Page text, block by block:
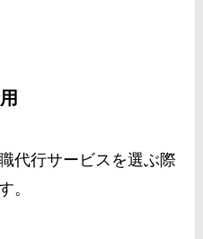
代行サービスを選ぶ際
。